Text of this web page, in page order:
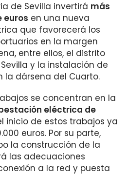
de Sevilla invertirá más
euros en una nueva
que favorecerá los
en la margen
entre ellos, el distrito
y la instalación de
la dársena del Cuarto.
se concentran en la
eléctrica de
inicio de estos trabajos ya
euros. Por su parte,
la construcción de la
las adecuaciones
a la red y puesta